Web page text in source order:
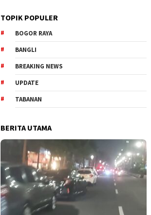
TOPIK POPULER
BOGOR RAYA
BANGLI
BREAKING NEWS
UPDATE
TABANAN
BERITA UTAMA